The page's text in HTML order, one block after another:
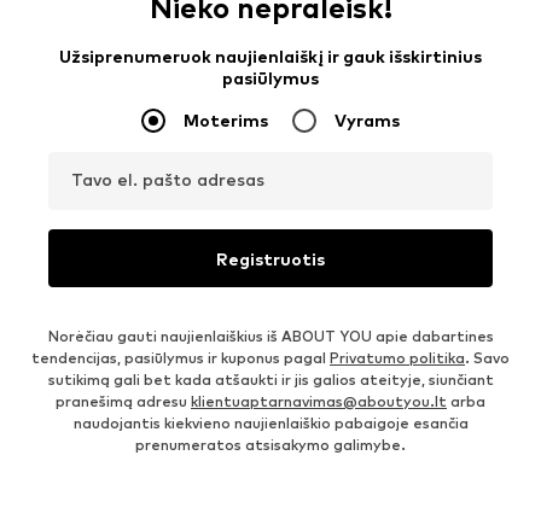
Nieko nepraleisk!
Užsiprenumeruok naujienlaiškį ir gauk išskirtinius
pasiūlymus
Moterims Vyrams
Tavo el. pašto adresas
Registruotis
Norėčiau gauti naujienlaiškius iš ABOUT YOU apie dabartines
tendencijas, pasiūlymus ir kuponus pagal Privatumo politika. Savo
sutikimą gali bet kada atšaukti ir jis galios ateityje, siunčiant
pranešimą adresu klientuaptarnavimas@aboutyou.lt arba
naudojantis kiekvieno naujienlaiškio pabaigoje esančia
prenumeratos atsisakymo galimybe.